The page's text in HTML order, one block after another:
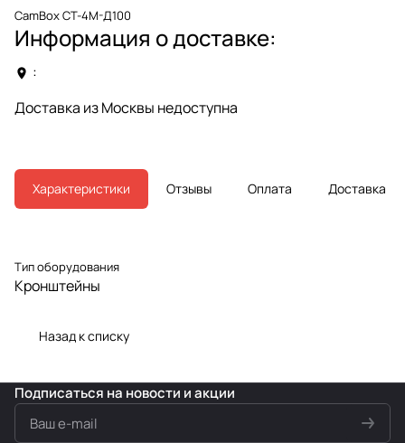
CamBox СТ-4М-Д100
Информация о доставке:
:
Доставка из Москвы недоступна
Характеристики Отзывы Оплата Доставка
Тип оборудования
Кронштейны
Назад к списку
Подписаться на новости и акции